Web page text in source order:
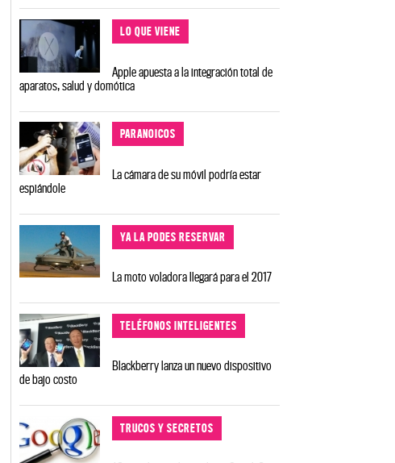
LO QUE VIENE
Apple apuesta a la integración total de
aparatos, salud y domótica
PARANOICOS
La cámara de su móvil podría estar
espiándole
YA LA PODES RESERVAR
La moto voladora llegará para el 2017
TELÉFONOS INTELIGENTES
Blackberry lanza un nuevo dispositivo
de bajo costo
TRUCOS Y SECRETOS